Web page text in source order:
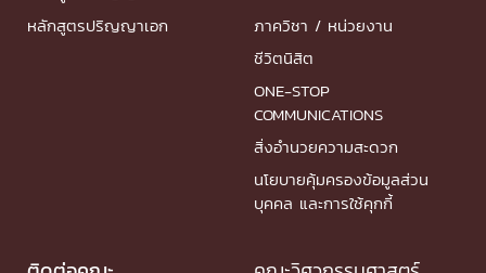
หลักสูตรปริญญาเอก
ภาควิชา / หน่วยงาน
ชีวิตนิสิต
ONE-STOP
COMMUNICATIONS
สิ่งอำนวยความสะดวก
นโยบายคุ้มครองข้อมูลส่วน
บุคคล และการใช้คุกกี้